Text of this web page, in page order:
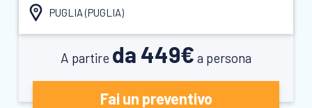
PUGLIA (PUGLIA)
A partire da 449€ a persona
Fai un preventivo